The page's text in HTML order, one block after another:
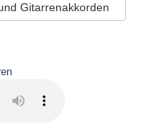
Gitarrenakkorden